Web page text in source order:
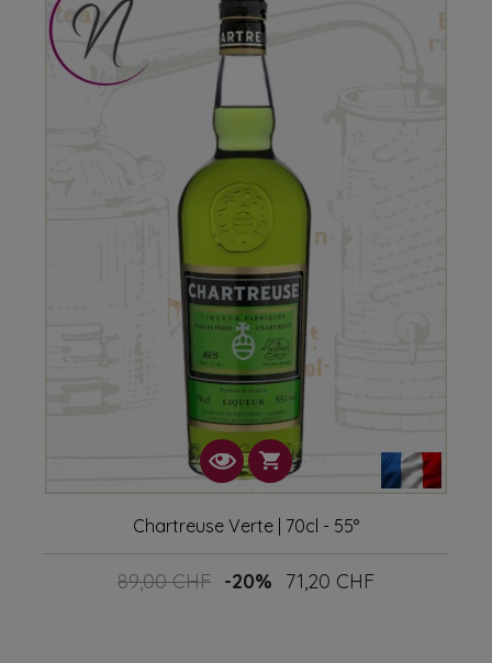
Chartreuse Verte | 70cl - 55°
Prix
89,00 CHF -20% Prix
71,20 CHF